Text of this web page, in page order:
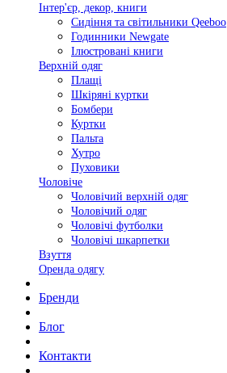
Інтер'єр, декор, книги
Сидіння та світильники Qeeboo
Годинники Newgate
Ілюстровані книги
Верхній одяг
Плащі
Шкіряні куртки
Бомбери
Куртки
Пальта
Хутро
Пуховики
Чоловіче
Чоловічий верхній одяг
Чоловічий одяг
Чоловічі футболки
Чоловічі шкарпетки
Взуття
Оренда одягу
Бренди
Блог
Контакти